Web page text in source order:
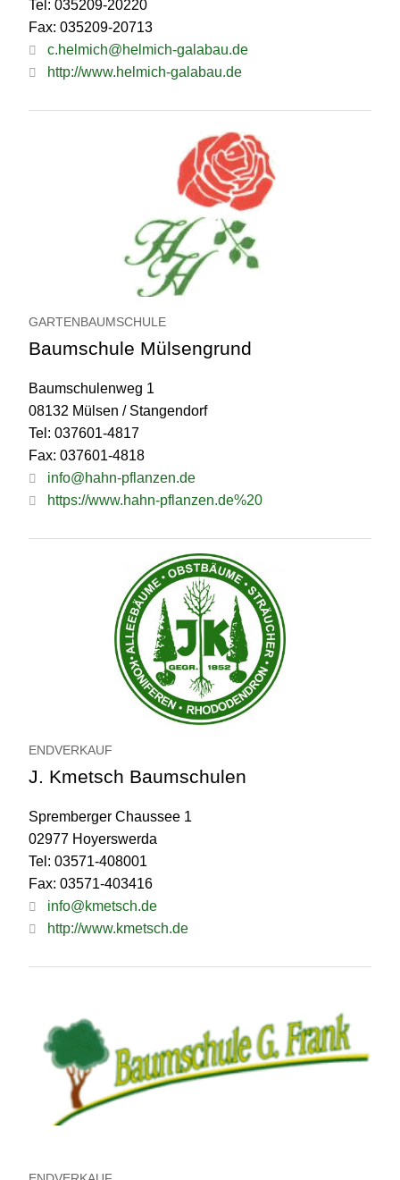
Tel: 035209-20220
Fax: 035209-20713
c.helmich@helmich-galabau.de
http://www.helmich-galabau.de
GARTENBAUMSCHULE
Baumschule Mülsengrund
Baumschulenweg 1
08132 Mülsen / Stangendorf
Tel: 037601-4817
Fax: 037601-4818
info@hahn-pflanzen.de
https://www.hahn-pflanzen.de%20
ENDVERKAUF
J. Kmetsch Baumschulen
Spremberger Chaussee 1
02977 Hoyerswerda
Tel: 03571-408001
Fax: 03571-403416
info@kmetsch.de
http://www.kmetsch.de